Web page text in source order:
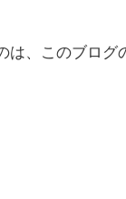
は、このブログ